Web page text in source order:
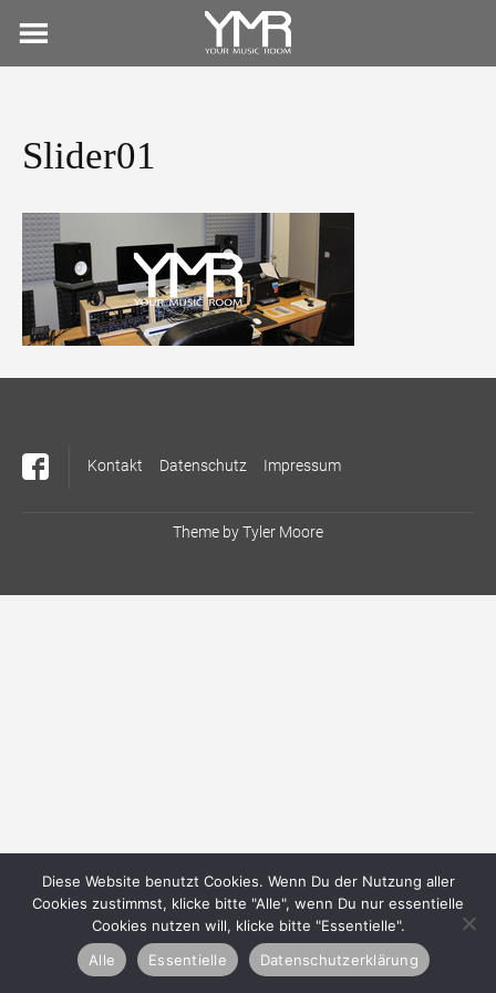
Slider01
Kontakt Datenschutz Impressum
Theme byTyler Moore
Diese Website benutzt Cookies. Wenn Du der Nutzung aller
Cookies zustimmst, klicke bitte "Alle", wenn Du nur essentielle
Cookies nutzen will, klicke bitte "Essentielle".
Alle
Essentielle Datenschutzerklärung